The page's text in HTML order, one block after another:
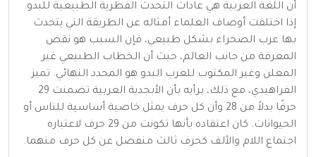
أن اللغة العربية هي عادات التحدث الفطرية الطبيعية للبدو.
إذا اختلفت أوصاف العلماء أمثاله عن الطريقة التي يتحدث
بها عرب الصحراء بشكل طبيعي، فإن السبب هو نقص
المعرفة من جانب العالم، حيث أن الخطاب الطبيعي غير
المعلن وغير المكتوب للعرب البدو هو المحدد النهائي. تميز
الفراهيدي، مع ذلك، برأيه بأن الأبجدية العربية تضمنت 29
حرفًا بدلاً من 28 وأن كل حرف يمثل خاصية أساسية للناس أو
الحيوانات. كان اعتقاده بأنها تكونت من 29 حرف لاعتباره
اجتماع اللام والألف كحرف ثالث منفصل عن كل حرف منهما.